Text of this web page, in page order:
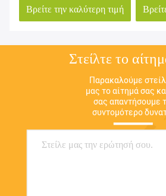
Βρείτε την καλύτερη τιμή
Στείλτε το
Παρακαλούμε
μας το αίτημά σας
σας απαντήσουμε
συντομότερο